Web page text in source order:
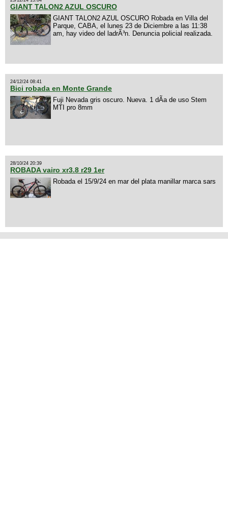
GIANT TALON2 AZUL OSCURO
GIANT TALON2 AZUL OSCURO Robada en Villa del
Parque, CABA, el lunes 23 de Diciembre a las 11:38
am, hay video del ladrÃ³n. Denuncia policial realizada.
24/12/24 08:41
Bici robada en Monte Grande
Fuji Nevada gris oscuro. Nueva. 1 dÃ­a de uso Stem
MTI pro 8mm
28/10/24 20:39
ROBADA vairo xr3.8 r29 1er
Robada el 15/9/24 en mar del plata manillar marca sars